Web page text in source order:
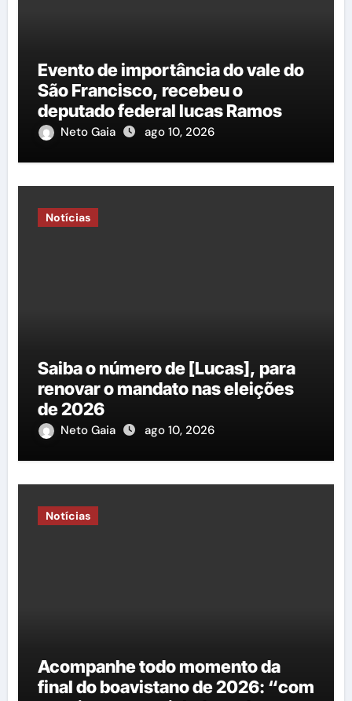
Evento de importância do vale do
São Francisco, recebeu o
deputado federal lucas Ramos
Neto Gaia ago 10, 2026
Notícias
Saiba o número de [Lucas], para
renovar o mandato nas eleições
de 2026
Neto Gaia ago 10, 2026
Notícias
Acompanhe todo momento da
final do boavistano de 2026: “com